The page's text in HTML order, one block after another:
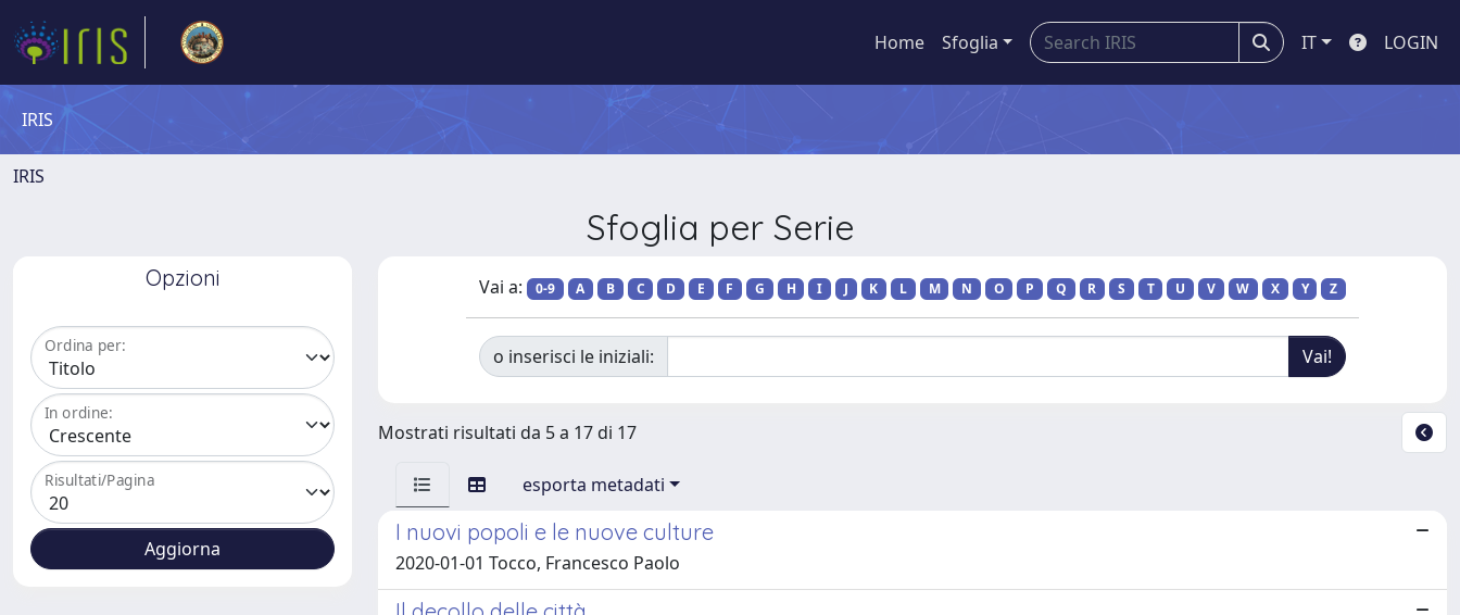
Home Sfoglia IT LOGIN
IRIS
IRIS
Sfoglia per Serie
Opzioni
Ordina per:
In ordine:
Risultati/Pagina
Vai a: 0-9 A B C D E F G H I J K L M N O P Q R S T U V W X Y Z
o inserisci le iniziali:
Mostrati risultati da 5 a 17 di 17
esporta metadati
I nuovi popoli e le nuove culture
2020-01-01 Tocco, Francesco Paolo